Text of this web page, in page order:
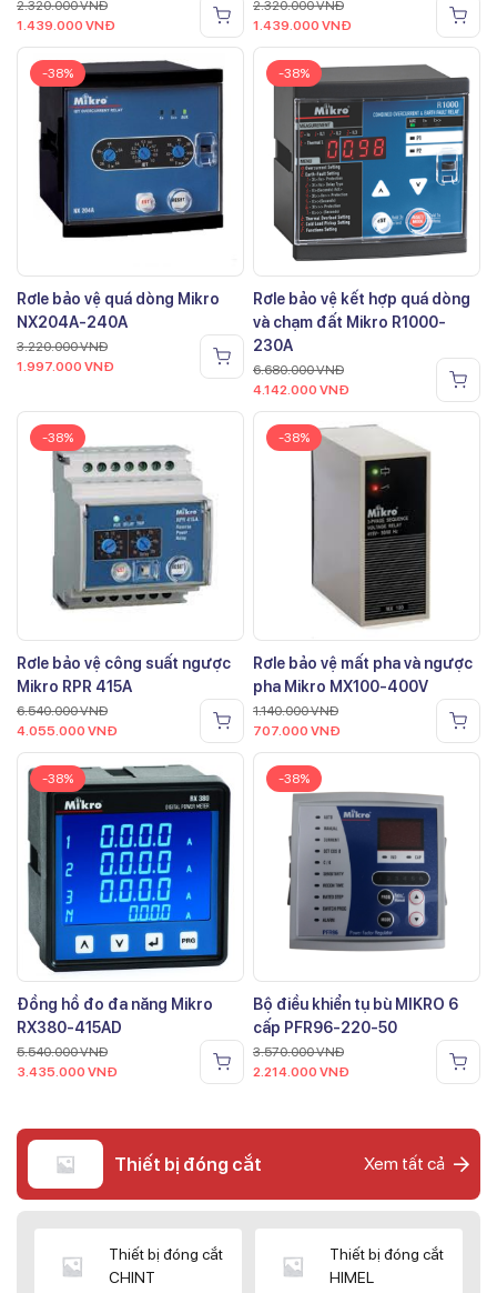
2.320.000VNĐ
1.439.000 VNĐ
2.320.000VNĐ
1.439.000 VNĐ
-38%
Rơle bảo vệ quá dòng Mikro
NX204A-240A
3.220.000VNĐ
1.997.000 VNĐ
-38%
Rơle bảo vệ kết hợp quá dòng
và chạm đất Mikro R1000-
230A
6.680.000VNĐ
4.142.000 VNĐ
-38%
Rơle bảo vệ công suất ngược
Mikro RPR 415A
6.540.000VNĐ
4.055.000 VNĐ
-38%
Rơle bảo vệ mất pha và ngược
pha Mikro MX100-400V
1.140.000VNĐ
707.000 VNĐ
-38%
Đồng hồ đo đa năng Mikro
RX380-415AD
5.540.000VNĐ
3.435.000 VNĐ
-38%
Bộ điều khiển tụ bù MIKRO 6
cấp PFR96-220-50
3.570.000VNĐ
2.214.000 VNĐ
Thiết bị đóng cắt Xem tất cả
Thiết bị đóng cắt
CHINT
Thiết bị đóng cắt
HIMEL